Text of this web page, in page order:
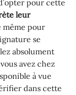
pour cette
leur
même pour
se
absolument
avez chez
à vue
dans cette